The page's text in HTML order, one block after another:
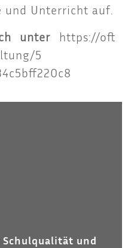
und Unter­richt auf.
unter
https://​oft​
​5​
und